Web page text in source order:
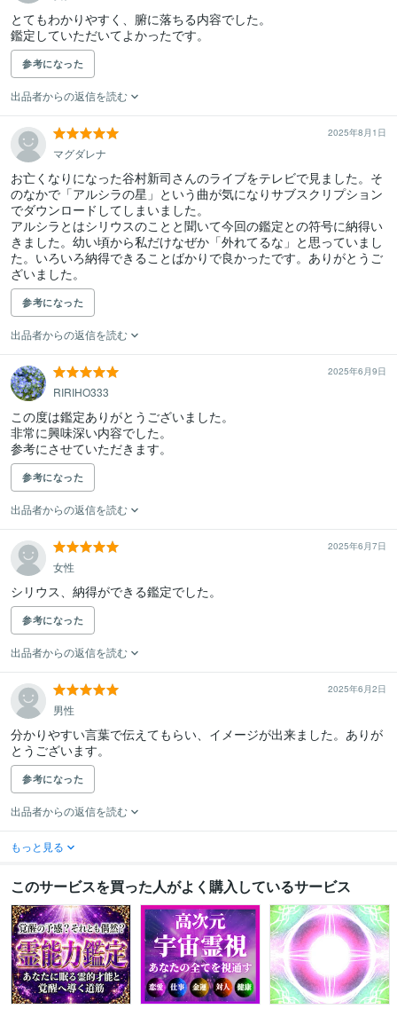
とてもわかりやすく、腑に落ちる内容でした。
鑑定していただいてよかったです。
参考になった
出品者からの返信を読む
2025年8月1日
マグダレナ
お亡くなりになった谷村新司さんのライブをテレビで見ました。そ
のなかで「アルシラの星」という曲が気になりサブスクリプション
でダウンロードしてしまいました。
アルシラとはシリウスのことと聞いて今回の鑑定との符号に納得い
きました。幼い頃から私だけなぜか「外れてるな」と思っていまし
た。いろいろ納得できることばかりで良かったです。ありがとうご
ざいました。
参考になった
出品者からの返信を読む
2025年6月9日
RIRIHO333
この度は鑑定ありがとうございました。
非常に興味深い内容でした。
参考にさせていただきます。
参考になった
出品者からの返信を読む
2025年6月7日
女性
シリウス、納得ができる鑑定でした。
参考になった
出品者からの返信を読む
2025年6月2日
男性
分かりやすい言葉で伝えてもらい、イメージが出来ました。ありが
とうございます。
参考になった
出品者からの返信を読む
もっと見る
このサービスを買った人がよく購入しているサービス